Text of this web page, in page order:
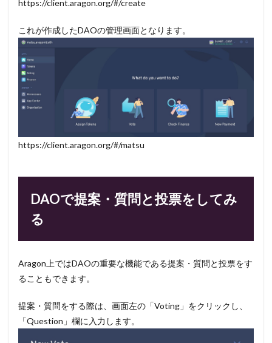
https://client.aragon.org/#/create
これが作成したDAOの管理画面となります。
https://client.aragon.org/#/matsu
DAOで提案・質問と投票をしてみ
る
Aragon上ではDAOの重要な機能である提案・質問と投票をす
ることもできます。
提案・質問をする際は、画面左の「Voting」をクリックし、
「Question」欄に入力します。